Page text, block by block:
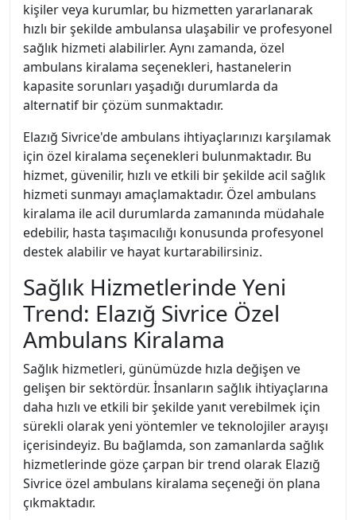
kişiler veya kurumlar, bu hizmetten yararlanarak
hızlı bir şekilde ambulansa ulaşabilir ve profesyonel
sağlık hizmeti alabilirler. Aynı zamanda, özel
ambulans kiralama seçenekleri, hastanelerin
kapasite sorunları yaşadığı durumlarda da
alternatif bir çözüm sunmaktadır.
Elazığ Sivrice'de ambulans ihtiyaçlarınızı karşılamak
için özel kiralama seçenekleri bulunmaktadır. Bu
hizmet, güvenilir, hızlı ve etkili bir şekilde acil sağlık
hizmeti sunmayı amaçlamaktadır. Özel ambulans
kiralama ile acil durumlarda zamanında müdahale
edebilir, hasta taşımacılığı konusunda profesyonel
destek alabilir ve hayat kurtarabilirsiniz.
Sağlık Hizmetlerinde Yeni
Trend: Elazığ Sivrice Özel
Ambulans Kiralama
Sağlık hizmetleri, günümüzde hızla değişen ve
gelişen bir sektördür. İnsanların sağlık ihtiyaçlarına
daha hızlı ve etkili bir şekilde yanıt verebilmek için
sürekli olarak yeni yöntemler ve teknolojiler arayışı
içerisindeyiz. Bu bağlamda, son zamanlarda sağlık
hizmetlerinde göze çarpan bir trend olarak Elazığ
Sivrice özel ambulans kiralama seçeneği ön plana
çıkmaktadır.